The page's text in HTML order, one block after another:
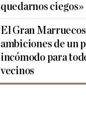
quedarnos ciegos»
El Gran
ambiciones de un
incómodo para
vecinos